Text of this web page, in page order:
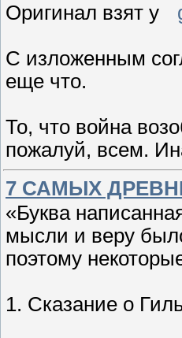
Оригинал взят у
С изложенным
еще что.
То, что война
пожалуй, всем.
7 САМЫХ
«Буква
мысли и веру
поэтому
1. Сказание о